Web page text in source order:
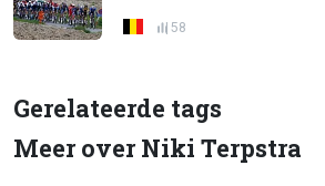
58
Gerelateerde tags
Meer over Niki Terpstra